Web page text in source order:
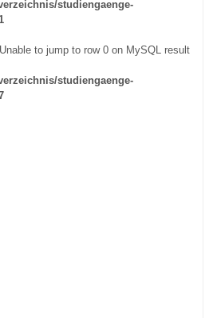
studiengaenge-
to jump to row 0 on MySQL result
studiengaenge-